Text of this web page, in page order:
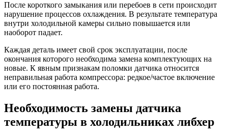
После короткого замыкания или перебоев в сети происходит
нарушение процессов охлаждения. В результате температура
внутри холодильной камеры сильно повышается или
наоборот падает.
Каждая деталь имеет свой срок эксплуатации, после
окончания которого необходима замена комплектующих на
новые. К явным признакам поломки датчика относится
неправильная работа компрессора: редкое/частое включение
или его постоянная работа.
Необходимость замены датчика
температуры в холодильниках либхер